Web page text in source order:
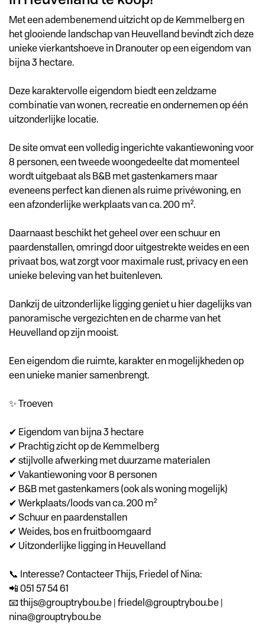
Met een adembenemend uitzicht op de Kemmelberg en
het glooiende landschap van Heuvelland bevindt zich deze
unieke vierkantshoeve in Dranouter op een eigendom van
bijna 3 hectare.
Deze karaktervolle eigendom biedt een zeldzame
combinatie van wonen, recreatie en ondernemen op één
uitzonderlijke locatie.
De site omvat een volledig ingerichte vakantiewoning voor
8 personen, een tweede woongedeelte dat momenteel
wordt uitgebaat als B&B met gastenkamers maar
eveneens perfect kan dienen als ruime privéwoning, en
een afzonderlijke werkplaats van ca. 200 m².
Daarnaast beschikt het geheel over een schuur en
paardenstallen, omringd door uitgestrekte weides en een
privaat bos, wat zorgt voor maximale rust, privacy en een
unieke beleving van het buitenleven.
Dankzij de uitzonderlijke ligging geniet u hier dagelijks van
panoramische vergezichten en de charme van het
Heuvelland op zijn mooist.
Een eigendom die ruimte, karakter en mogelijkheden op
een unieke manier samenbrengt.
✨ Troeven
✔ Eigendom van bijna 3 hectare
✔ Prachtig zicht op de Kemmelberg
✔ stijlvolle afwerking met duurzame materialen
✔ Vakantiewoning voor 8 personen
✔ B&B met gastenkamers (ook als woning mogelijk)
✔ Werkplaats/loods van ca. 200 m²
✔ Schuur en paardenstallen
✔ Weides, bos en fruitboomgaard
✔ Uitzonderlijke ligging in Heuvelland
📞 Interesse? Contacteer Thijs, Friedel of Nina:
📲 051 57 54 61
📧 thijs@grouptrybou.be | friedel@grouptrybou.be |
nina@grouptrybou.be